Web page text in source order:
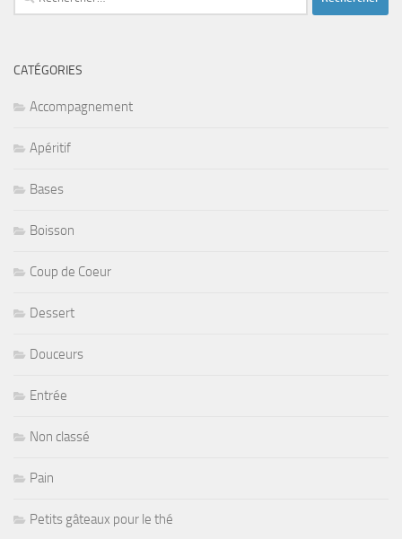
CATÉGORIES
Accompagnement
Apéritif
Bases
Boisson
Coup de Coeur
Dessert
Douceurs
Entrée
Non classé
Pain
Petits gâteaux pour le thé